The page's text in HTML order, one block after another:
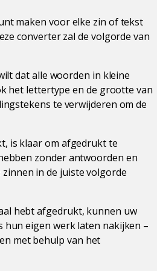
maken voor elke zin of tekst
converter zal de volgorde van
dat alle woorden in kleine
het lettertype en de grootte van
te verwijderen om de
is klaar om afgedrukt te
zonder antwoorden en
in de juiste volgorde
hebt afgedrukt, kunnen uw
eigen werk laten nakijken –
met behulp van het